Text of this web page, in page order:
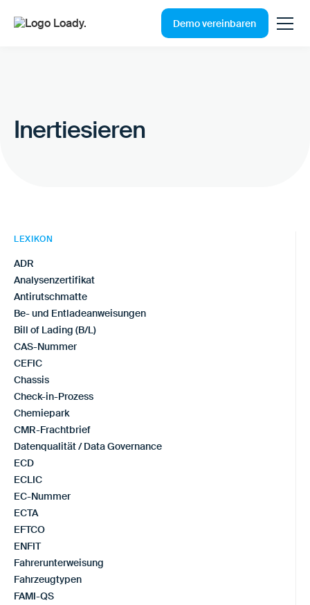
Demo vereinbaren
Inertiesieren
LEXIKON
ADR
Analysenzertifikat
Antirutschmatte
Be- und Entladeanweisungen
Bill of Lading (B/L)
CAS-Nummer
CEFIC
Chassis
Check-in-Prozess
Chemiepark
CMR-Frachtbrief
Datenqualität / Data Governance
ECD
ECLIC
EC-Nummer
ECTA
EFTCO
ENFIT
Fahrerunterweisung
Fahrzeugtypen
FAMI-QS